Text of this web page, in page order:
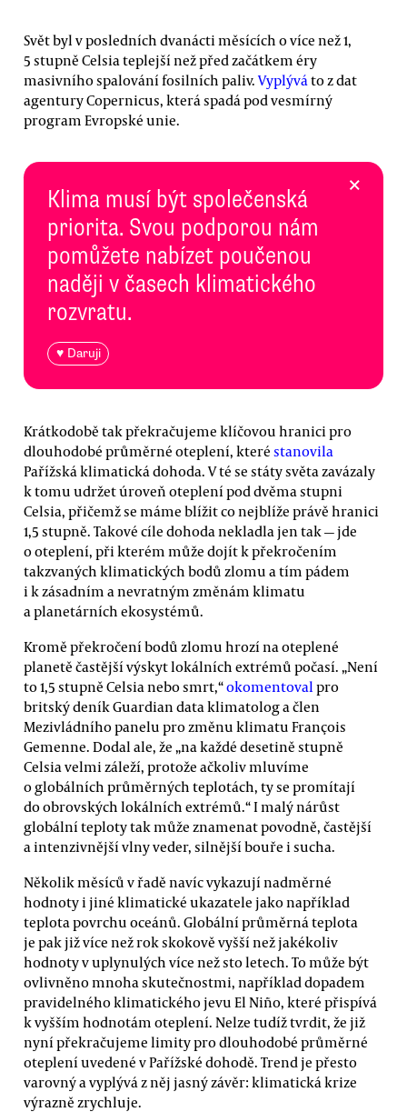
Svět byl v posledních dvanácti měsících o více než 1,
5 stupně Celsia teplejší než před začátkem éry
masivního spalování fosilních paliv. Vyplývá to z dat
agentury Copernicus, která spadá pod vesmírný
program Evropské unie.
Klima musí být společenská
priorita. Svou podporou nám
pomůžete nabízet poučenou
naději v časech klimatického
rozvratu.
♥ Daruji
×
Krátkodobě tak překračujeme klíčovou hranici pro
dlouhodobé průměrné oteplení, které stanovila
Pařížská klimatická dohoda. V té se státy světa zavázaly
k tomu udržet úroveň oteplení pod dvěma stupni
Celsia, přičemž se máme blížit co nejblíže právě hranici
1,5 stupně. Takové cíle dohoda nekladla jen tak — jde
o oteplení, při kterém může dojít k překročením
takzvaných klimatických bodů zlomu a tím pádem
i k zásadním a nevratným změnám klimatu
a planetárních ekosystémů.
Kromě překročení bodů zlomu hrozí na oteplené
planetě častější výskyt lokálních extrémů počasí. „Není
to 1,5 stupně Celsia nebo smrt,“okomentoval pro
britský deník Guardian data klimatolog a člen
Mezivládního panelu pro změnu klimatu François
Gemenne. Dodal ale, že „na každé desetině stupně
Celsia velmi záleží, protože ačkoliv mluvíme
o globálních průměrných teplotách, ty se promítají
do obrovských lokálních extrémů.“ I malý nárůst
globální teploty tak může znamenat povodně, častější
a intenzivnější vlny veder, silnější bouře i sucha.
Několik měsíců v řadě navíc vykazují nadměrné
hodnoty i jiné klimatické ukazatele jako například
teplota povrchu oceánů. Globální průměrná teplota
je pak již více než rok skokově vyšší než jakékoliv
hodnoty v uplynulých více než sto letech. To může být
ovlivněno mnoha skutečnostmi, například dopadem
pravidelného klimatického jevu El Niño, které přispívá
k vyšším hodnotám oteplení. Nelze tudíž tvrdit, že již
nyní překračujeme limity pro dlouhodobé průměrné
oteplení uvedené v Pařížské dohodě. Trend je přesto
varovný a vyplývá z něj jasný závěr: klimatická krize
výrazně zrychluje.